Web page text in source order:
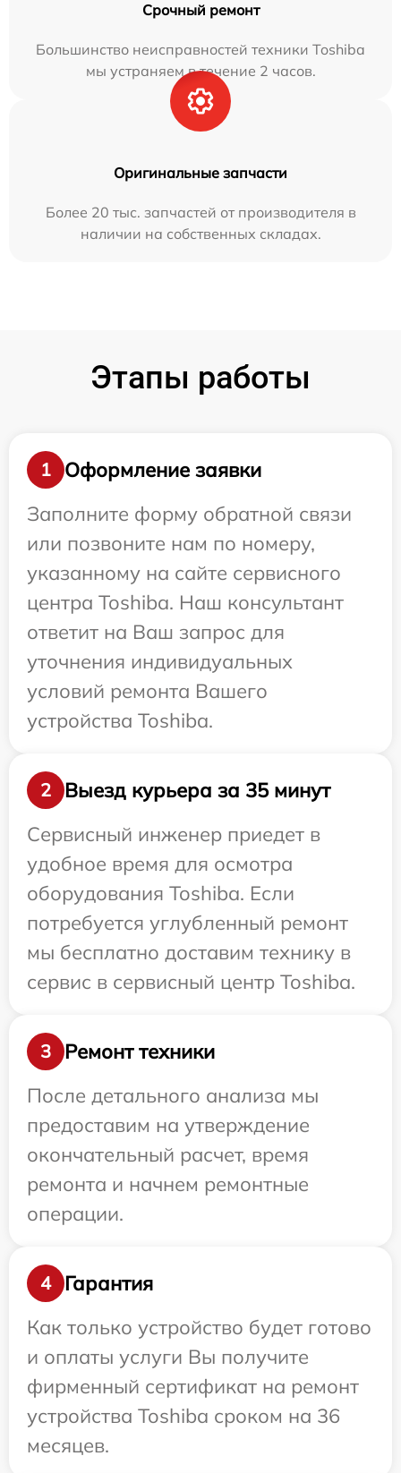
Срочный ремонт
Большинство неисправностей техники Toshiba
мы устраняем в течение 2 часов.
Оригинальные запчасти
Более 20 тыс. запчастей от производителя в
наличии на собственных складах.
Этапы работы
1
Оформление заявки
Заполните форму обратной связи
или позвоните нам по номеру,
указанному на сайте сервисного
центра Toshiba. Наш консультант
ответит на Ваш запрос для
уточнения индивидуальных
условий ремонта Вашего
устройства Toshiba.
2
Выезд курьера за 35 минут
Сервисный инженер приедет в
удобное время для осмотра
оборудования Toshiba. Если
потребуется углубленный ремонт
мы бесплатно доставим технику в
сервис в сервисный центр Toshiba.
3
Ремонт техники
После детального анализа мы
предоставим на утверждение
окончательный расчет, время
ремонта и начнем ремонтные
операции.
4
Гарантия
Как только устройство будет готово
и оплаты услуги Вы получите
фирменный сертификат на ремонт
устройства Toshiba сроком на 36
месяцев.